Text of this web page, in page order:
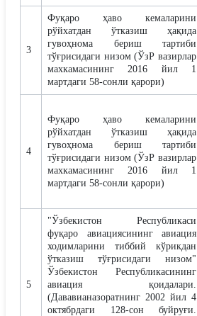
3
Фуқаро ҳаво кемаларини
рўйхатдан ўтказиш ҳақида
гувоҳнома бериш тартиби
тўғрисидаги низом (ЎзР вазирлар
махкамасининг 2016 йил 1
мартдаги 58-сонли қарори)
4
Фуқаро ҳаво кемаларини
рўйхатдан ўтказиш ҳақида
гувоҳнома бериш тартиби
тўғрисидаги низом (ЎзР вазирлар
махкамасининг 2016 йил 1
мартдаги 58-сонли қарори)
5
"Ўзбекистон Республикаси
фуқаро авиациясининг авиация
ходимларини тиббий кўрикдан
ўтказиш тўғрисидаги низом"
Ўзбекистон Республикасининг
авиация қоидалари.
(Дававианазоратнинг 2002 йил 4
октябрдаги 128-сон буйруғи.